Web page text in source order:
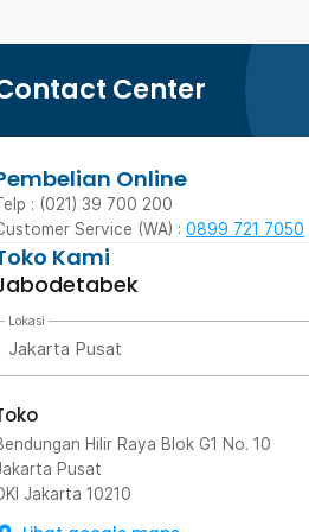
Center
Online
: (021) 39 700 200
Service (WA) : 0899 721 7050
Kami
Lokasi
Jakarta Pusat
Hilir Raya Blok G1 No. 10
Pusat
Jakarta 10210